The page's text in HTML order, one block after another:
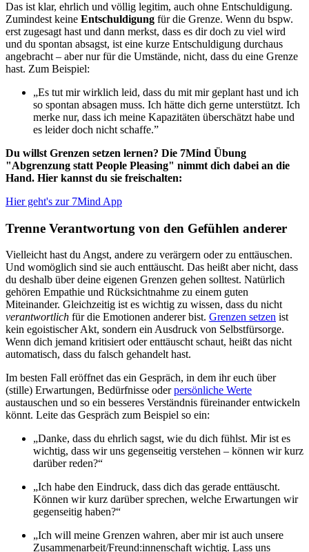
Das ist klar, ehrlich und völlig legitim, auch ohne Entschuldigung.
Zumindest keine Entschuldigung für die Grenze. Wenn du bspw.
erst zugesagt hast und dann merkst, dass es dir doch zu viel wird
und du spontan absagst, ist eine kurze Entschuldigung durchaus
angebracht – aber nur für die Umstände, nicht, dass du eine Grenze
hast. Zum Beispiel:
„Es tut mir wirklich leid, dass du mit mir geplant hast und ich
so spontan absagen muss. Ich hätte dich gerne unterstützt. Ich
merke nur, dass ich meine Kapazitäten überschätzt habe und
es leider doch nicht schaffe.”
Du willst Grenzen setzen lernen? Die 7Mind Übung
"Abgrenzung statt People Pleasing" nimmt dich dabei an die
Hand. Hier kannst du sie freischalten:
Hier geht's zur 7Mind App
Trenne Verantwortung von den Gefühlen anderer
Vielleicht hast du Angst, andere zu verärgern oder zu enttäuschen.
Und womöglich sind sie auch enttäuscht. Das heißt aber nicht, dass
du deshalb über deine eigenen Grenzen gehen solltest. Natürlich
gehören Empathie und Rücksichtnahme zu einem guten
Miteinander. Gleichzeitig ist es wichtig zu wissen, dass du nicht
verantwortlich für die Emotionen anderer bist. Grenzen setzen ist
kein egoistischer Akt, sondern ein Ausdruck von Selbstfürsorge.
Wenn dich jemand kritisiert oder enttäuscht schaut, heißt das nicht
automatisch, dass du falsch gehandelt hast.
Im besten Fall eröffnet das ein Gespräch, in dem ihr euch über
(stille) Erwartungen, Bedürfnisse oderpersönliche Werte
austauschen und so ein besseres Verständnis füreinander entwickeln
könnt. Leite das Gespräch zum Beispiel so ein:
„Danke, dass du ehrlich sagst, wie du dich fühlst. Mir ist es
wichtig, dass wir uns gegenseitig verstehen – können wir kurz
darüber reden?“
„Ich habe den Eindruck, dass dich das gerade enttäuscht.
Können wir kurz darüber sprechen, welche Erwartungen wir
gegenseitig haben?“
„Ich will meine Grenzen wahren, aber mir ist auch unsere
Zusammenarbeit/Freund:innenschaft wichtig. Lass uns